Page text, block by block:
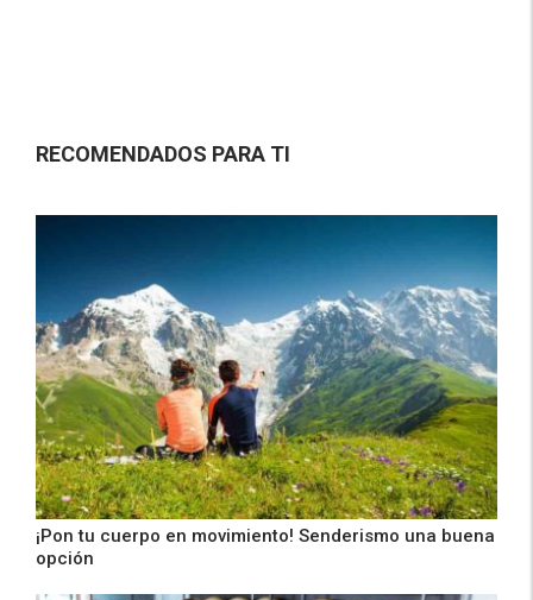
RECOMENDADOS PARA TI
¡Pon tu cuerpo en movimiento! Senderismo una buena
opción